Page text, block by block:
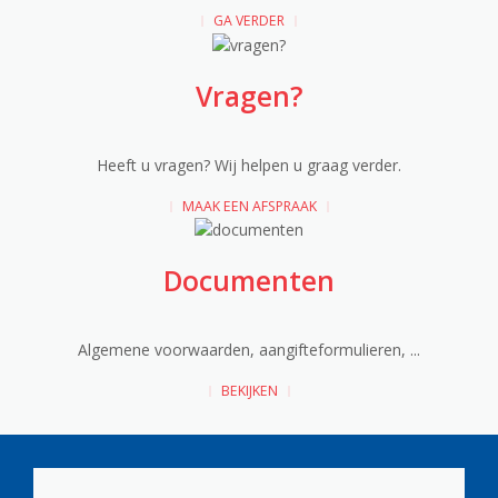
GA VERDER
Vragen?
Heeft u vragen? Wij helpen u graag verder.
MAAK EEN AFSPRAAK
Documenten
Algemene voorwaarden, aangifteformulieren, ...
BEKIJKEN